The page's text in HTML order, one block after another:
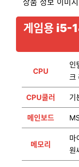
게임용
CPU
인
크
CPU쿨러 기
메인보드
메모리
마
원